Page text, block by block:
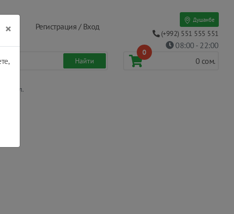
Регистрация / Вход
Душанбе
(+992) 551 555 551
08:00 - 22:00
0
0 сом.
330 мл.
×